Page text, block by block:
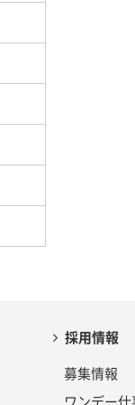
採用情報
募集情報